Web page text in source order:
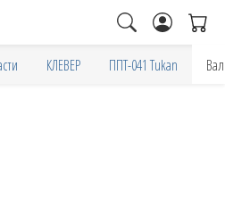
КЛЕВЕР ППТ-041 Tukan